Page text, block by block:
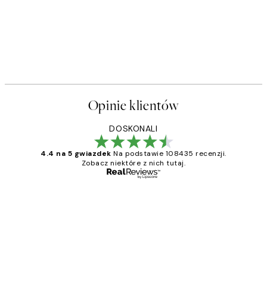
Opinie klientów
DOSKONALI
4.4 na 5 gwiazdek Na podstawie 108435 recenzji.
Zobacz niektóre z nich tutaj.